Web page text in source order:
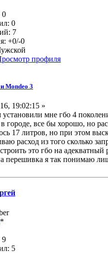
0
0
7
+0/-0
Mondeo 3
19:02:15 »
мне гбо 4
городе, все бы хорошо, но
17 литров, но при этом
расход из того сколько
это гбо на
а перешивка я так понимаю
9
5